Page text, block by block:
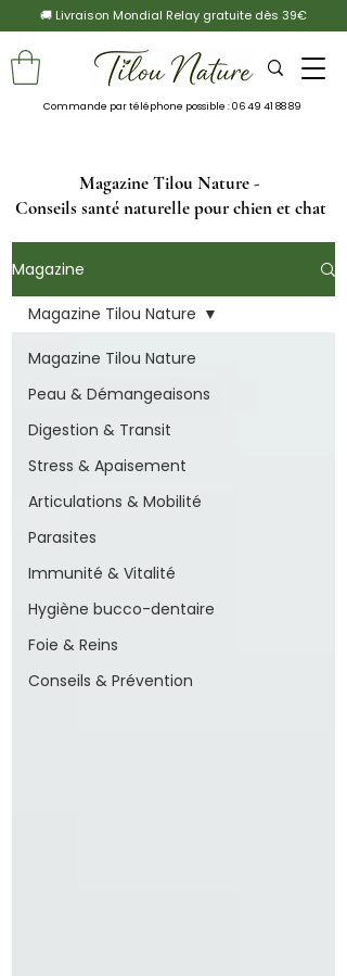
🚚 Livraison Mondial Relay gratuite dès 39€
Commande par téléphone possible :06 49 41 88 89
Magazine Tilou Nature -
Conseils santé naturelle pour chien et chat
Magazine
Magazine Tilou Nature
Peau & Démangeaisons
Digestion & Transit
Stress & Apaisement
Articulations & Mobilité
Parasites
Immunité & Vitalité
Hygiène bucco-dentaire
Foie & Reins
Conseils & Prévention
Magazine Tilou Nature